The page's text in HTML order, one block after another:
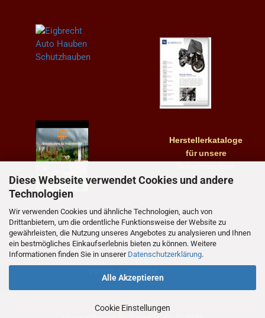
Diese Webseite verwendet Cookies und andere
Technologien
Wir verwenden Cookies und ähnliche Technologien, auch von
Drittanbietern, um die ordentliche Funktionsweise der Website zu
gewährleisten, die Nutzung unseres Angebotes zu analysieren und Ihnen
ein bestmögliches Einkaufserlebnis bieten zu können. Weitere
Informationen finden Sie in unserer Datenschutzerklärung.
Alle Akzeptieren
Cookie Einstellungen
Herstellerkataloge
fürunsere